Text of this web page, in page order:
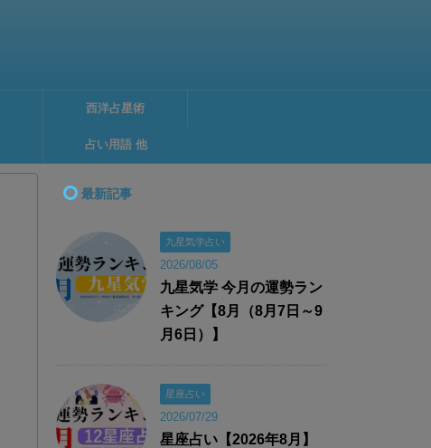
西洋占星術
占い用語 他
最新記事
九星気学占い
2026/08/05
九星気学 今月の運勢ラン
キング【8月（8月7日～9
月6日）】
星座占い
2026/07/29
星座占い【2026年8月】